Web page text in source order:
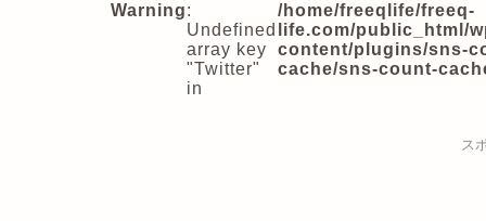
Warning:
Undefined
array key
"Twitter"
in
/home/freeqlife/freeq-
life.com/public_html/
content/plugins/sns-
cache/sns-count-
ス